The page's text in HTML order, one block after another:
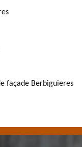
façade Berbiguieres